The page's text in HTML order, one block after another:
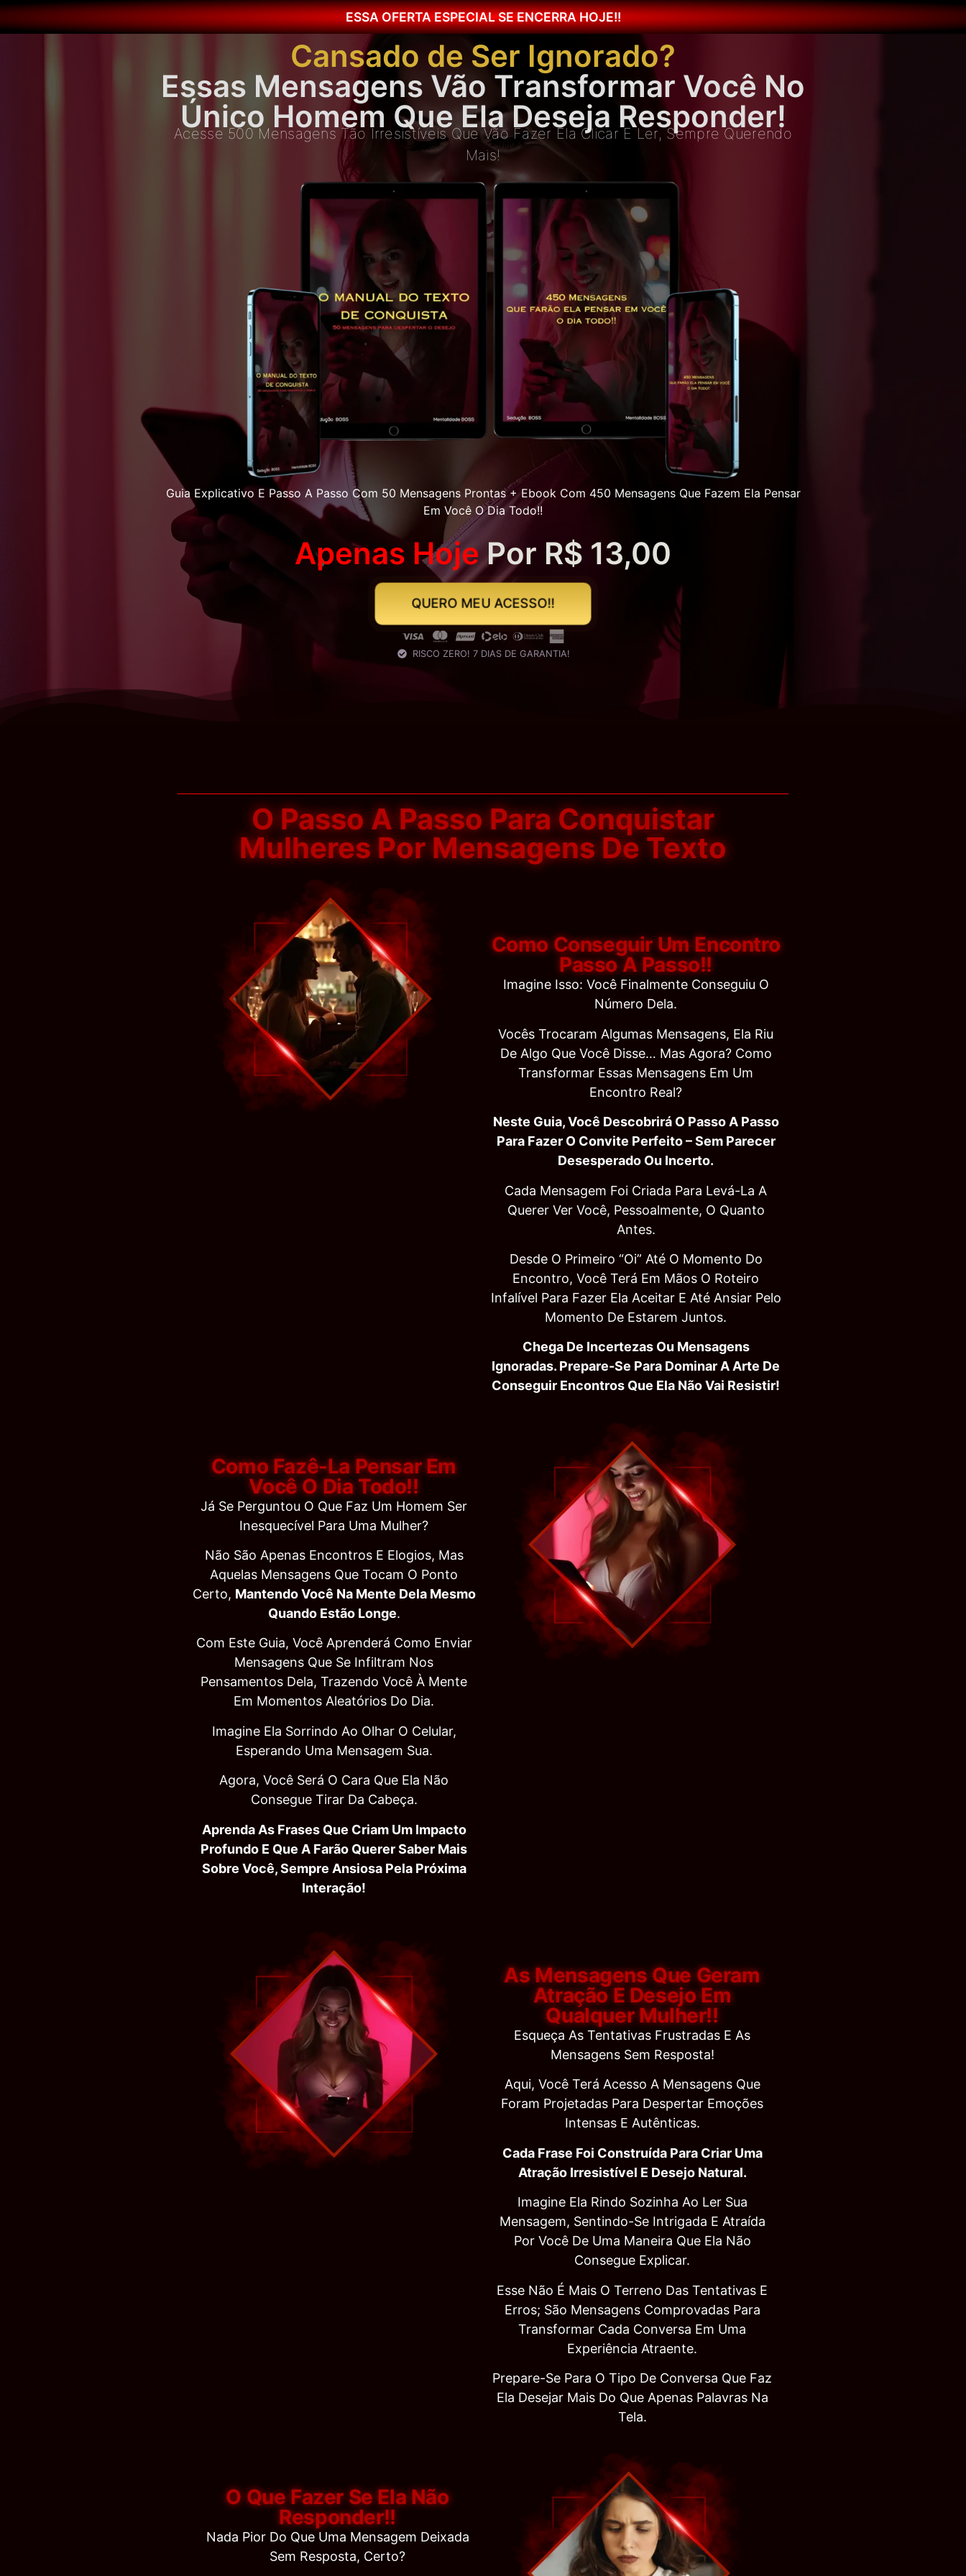
ESSA OFERTA ESPECIAL SE ENCERRA HOJE!!
Cansado de Ser Ignorado?
Essas Mensagens Vão Transformar Você No
Único Homem Que Ela Deseja Responder!
Acesse 500 Mensagens Tão Irresistíveis Que Vão Fazer Ela Clicar E Ler, Sempre Querendo
Mais!
Guia Explicativo E Passo A Passo Com 50 Mensagens Prontas + Ebook Com 450 Mensagens Que Fazem Ela Pensar
Em Você O Dia Todo!!
Apenas Hoje Por R$ 13,00
QUERO MEU ACESSO!!
RISCO ZERO! 7 DIAS DE GARANTIA!
O Passo A Passo Para Conquistar
Mulheres Por Mensagens De Texto
Como Conseguir Um Encontro
Passo A Passo!!
Imagine Isso: Você Finalmente Conseguiu O
Número Dela.
Vocês Trocaram Algumas Mensagens, Ela Riu
De Algo Que Você Disse… Mas Agora? Como
Transformar Essas Mensagens Em Um
Encontro Real?
Neste Guia, Você Descobrirá O Passo A Passo
Para Fazer O Convite Perfeito – Sem Parecer
Desesperado Ou Incerto.
Cada Mensagem Foi Criada Para Levá-La A
Querer Ver Você, Pessoalmente, O Quanto
Antes.
Desde O Primeiro “oi” Até O Momento Do
Encontro, Você Terá Em Mãos O Roteiro
Infalível Para Fazer Ela Aceitar E Até Ansiar Pelo
Momento De Estarem Juntos.
Chega De Incertezas Ou Mensagens
Ignoradas. Prepare-Se Para Dominar A Arte De
Conseguir Encontros Que Ela Não Vai Resistir!
Como Fazê-La Pensar Em
Você O Dia Todo!!
Já Se Perguntou O Que Faz Um Homem Ser
Inesquecível Para Uma Mulher?
Não São Apenas Encontros E Elogios, Mas
Aquelas Mensagens Que Tocam O Ponto
Certo, Mantendo Você Na Mente Dela Mesmo
Quando Estão Longe.
Com Este Guia, Você Aprenderá Como Enviar
Mensagens Que Se Infiltram Nos
Pensamentos Dela, Trazendo Você À Mente
Em Momentos Aleatórios Do Dia.
Imagine Ela Sorrindo Ao Olhar O Celular,
Esperando Uma Mensagem Sua.
Agora, Você Será O Cara Que Ela Não
Consegue Tirar Da Cabeça.
Aprenda As Frases Que Criam Um Impacto
Profundo E Que A Farão Querer Saber Mais
Sobre Você, Sempre Ansiosa Pela Próxima
Interação!
As Mensagens Que Geram
Atração E Desejo Em
Qualquer Mulher!!
Esqueça As Tentativas Frustradas E As
Mensagens Sem Resposta!
Aqui, Você Terá Acesso A Mensagens Que
Foram Projetadas Para Despertar Emoções
Intensas E Autênticas.
Cada Frase Foi Construída Para Criar Uma
Atração Irresistível E Desejo Natural.
Imagine Ela Rindo Sozinha Ao Ler Sua
Mensagem, Sentindo-Se Intrigada E Atraída
Por Você De Uma Maneira Que Ela Não
Consegue Explicar.
Esse Não É Mais O Terreno Das Tentativas E
Erros; São Mensagens Comprovadas Para
Transformar Cada Conversa Em Uma
Experiência Atraente.
Prepare-Se Para O Tipo De Conversa Que Faz
Ela Desejar Mais Do Que Apenas Palavras Na
Tela.
O Que Fazer Se Ela Não
Responder!!
Nada Pior Do Que Uma Mensagem Deixada
Sem Resposta, Certo?